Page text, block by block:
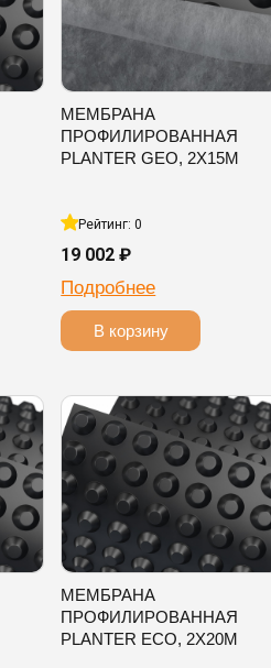
МЕМБРАНА
ПРОФИЛИРОВАННАЯ
PLANTER GEO, 2Х15М
Рейтинг: 0
19 002 ₽
Подробнее
В корзину
МЕМБРАНА
ПРОФИЛИРОВАННАЯ
PLANTER ECO, 2Х20М